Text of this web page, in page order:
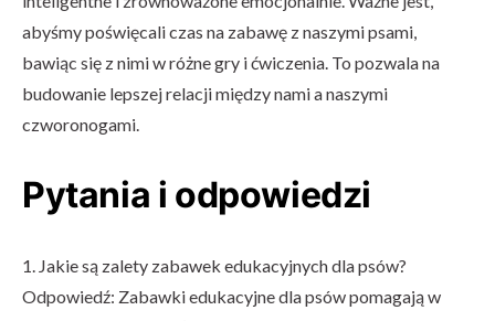
abyśmy poświęcali czas na zabawę z naszymi psami,
bawiąc się z nimi w różne gry i ćwiczenia. To pozwala na
budowanie lepszej relacji między nami a naszymi
czworonogami.
Pytania i odpowiedzi
1. Jakie są zalety zabawek edukacyjnych dla psów?
Odpowiedź: Zabawki edukacyjne dla psów pomagają w